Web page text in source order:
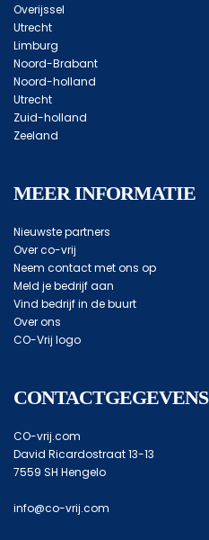
Overijssel
Utrecht
Limburg
Noord-Brabant
Noord-holland
Utrecht
Zuid-holland
Zeeland
MEER INFORMATIE
Nieuwste partners
Over co-vrij
Neem contact met ons op
Meld je bedrijf aan
Vind bedrijf in de buurt
Over ons
CO-Vrij logo
CONTACTGEGEVENS
CO-vrij.com
David Ricardostraat 13-13
7559 SH Hengelo
info@co-vrij.com